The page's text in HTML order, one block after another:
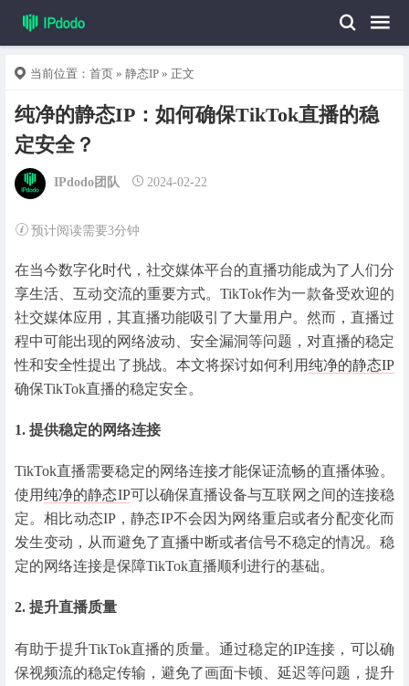
当前位置： 首页 » 静态IP » 正文
纯净的静态IP：如何确保TikTok直播的稳
定安全？
IPdodo团队 2024-02-22
预计阅读需要3分钟
在当今数字化时代，社交媒体平台的直播功能成为了人们分
享生活、互动交流的重要方式。TikTok作为一款备受欢迎的
社交媒体应用，其直播功能吸引了大量用户。然而，直播过
程中可能出现的网络波动、安全漏洞等问题，对直播的稳定
性和安全性提出了挑战。本文将探讨如何利用纯净的静态IP
确保TikTok直播的稳定安全。
1. 提供稳定的网络连接
TikTok直播需要稳定的网络连接才能保证流畅的直播体验。
使用纯净的静态IP可以确保直播设备与互联网之间的连接稳
定。相比动态IP，静态IP不会因为网络重启或者分配变化而
发生变动，从而避免了直播中断或者信号不稳定的情况。稳
定的网络连接是保障TikTok直播顺利进行的基础。
2. 提升直播质量
有助于提升TikTok直播的质量。通过稳定的IP连接，可以确
保视频流的稳定传输，避免了画面卡顿、延迟等问题，提升